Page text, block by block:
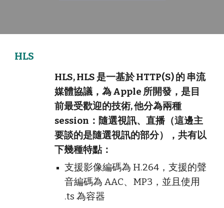
HLS
HLS, HLS 是一基於 HTTP(S) 的 串流
媒體協議，為 Apple 所開發，是目
前最受歡迎的技術, 他分為兩種
session：隨選視訊、直播（這邊主
要談的是隨選視訊的部分），共有以
下幾種特點：
支援影像編碼為 H.264，支援的聲
音編碼為 AAC、MP3，並且使用
.ts 為容器